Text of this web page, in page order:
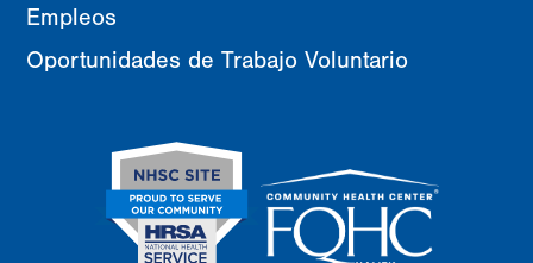
Empleos
Oportunidades de Trabajo Voluntario